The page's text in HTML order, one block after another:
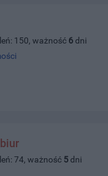
150, ważność 6 dni
74, ważność 5 dni